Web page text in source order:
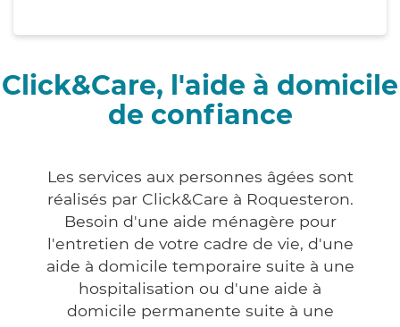
Click&Care, l'aide à domicile
de confiance
Les services aux personnes âgées sont
réalisés par Click&Care à Roquesteron.
Besoin d'une aide ménagère pour
l'entretien de votre cadre de vie, d'une
aide à domicile temporaire suite à une
hospitalisation ou d'une aide à
domicile permanente suite à une